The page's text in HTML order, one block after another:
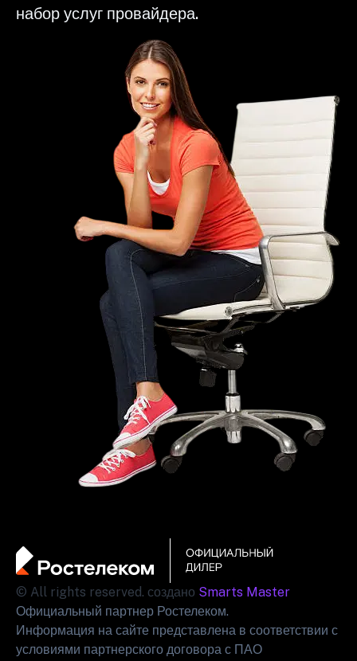
набор услуг провайдера.
© All rights reserved. создано Smarts Master
Официальный партнер Ростелеком.
Информация на сайте представлена в соответствии с
условиями партнерского договора с ПАО